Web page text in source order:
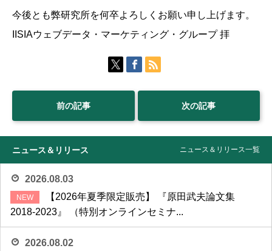
今後とも弊研究所を何卒よろしくお願い申し上げます。
IISIAウェブデータ・マーケティング・グループ 拝
前の記事 次の記事
ニュース＆リリース ニュース＆リリース一覧
2026.08.03
【2026年夏季限定販売】 『原田武夫論文集
2018-2023』 （特別オンラインセミナ...
2026.08.02